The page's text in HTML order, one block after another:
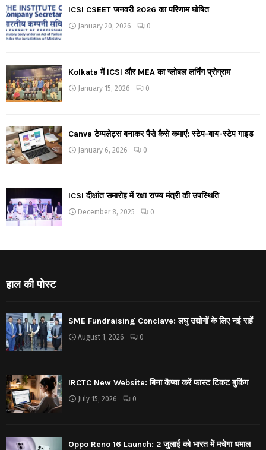
ICSI CSEET जनवरी 2026 का परिणाम घोषित
January 20, 2026 0
Kolkata में ICSI और MEA का ग्लोबल लर्निंग प्रोग्राम
January 15, 2026 0
Canva टेम्पलेट्स बनाकर पैसे कैसे कमाएं: स्टेप-बाय-स्टेप गाइड
January 6, 2026 0
ICSI दीक्षांत समारोह में रक्षा राज्य मंत्री की उपस्थिति
December 8, 2025 0
हाल की पोस्ट
SME Fundraising Conclave: लघु उद्योगों के लिए नई राहें
August 1, 2026 0
IRCTC New Website: बिना कैप्चा करें फास्ट टिकट बुकिंग
July 15, 2026 0
Oppo Reno 16 Launch: 2 जुलाई को भारत में मचेगा धमाल